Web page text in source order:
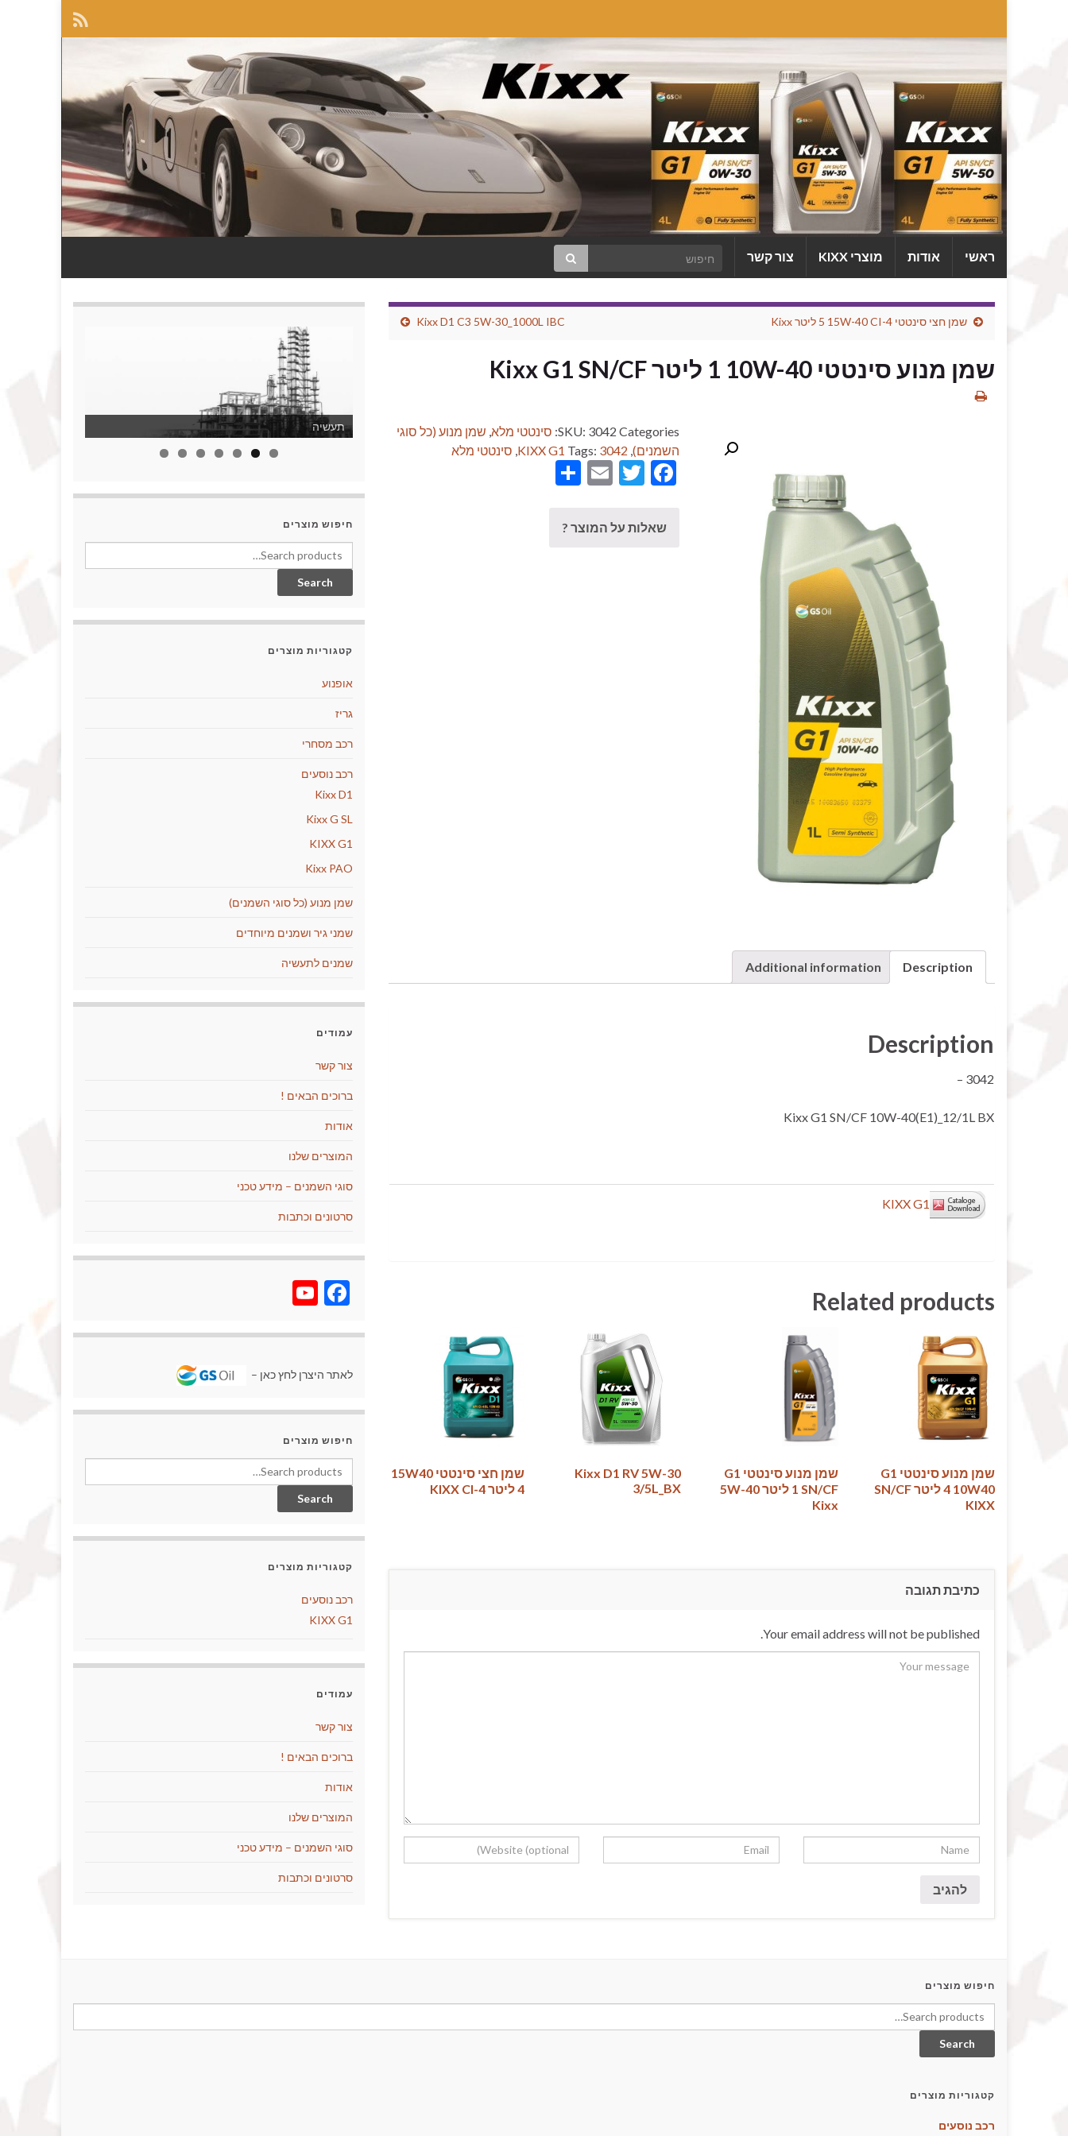
ראשי אודות מוצרי KIXX צור קשר
שמן חצי סינטטי CI-4‏ 15W-40‏ 5 ליטר ‏Kixx Kixx D1 C3 5W-30_1000L IBC
שמן מנוע סינטטי 10W-40‏ 1 ליטר G1 SN/CF ‏Kixx
SKU: 3042 Categories: סינטטי מלא, שמן מנוע (כל סוגי
השמנים),
KIXX G1 Tags: 3042
, סינטטי מלא
Facebook
Twitter
Email
Share
שאלות על המוצר ?
Description
Additional information
Description
3042 –
Kixx G1 SN/CF 10W-40(E1)_12/1L BX
KIXX G1
Related products
שמן מנוע סינטטי G1
10W40 ‏4 ליטר SN/CF
שמן מנוע סינטטי ‏G1
SN/CF‏ 1 ליטר 5W-40
Kixx D1 RV 5W-30
3/5L_BX
שמן חצי סינטטי 15W40
כתיבת תגובה
Your email address will not be published.
תעשיה
חיפוש מוצרים
Search for:
Search
קטגוריות מוצרים
אופנוע
גריז
רכב מסחרי
רכב נוסעים
Kixx D1
Kixx G SL
KIXX G1
Kixx PAO
שמן מנוע (כל סוגי השמנים)
שמני גיר ושמנים מיוחדים
שמנים לתעשיה
עמודים
צור קשר
ברוכים הבאים !
אודות
המוצרים שלנו
סוגי השמנים – מידע טכני
סרטונים וכתבות
Facebook
לאתר היצרן לחץ כאן –
חיפוש מוצרים
Search for:
Search
קטגוריות מוצרים
רכב נוסעים
KIXX G1
עמודים
צור קשר
ברוכים הבאים !
אודות
המוצרים שלנו
סוגי השמנים – מידע טכני
סרטונים וכתבות
חיפוש מוצרים
Search for:
Search
קטגוריות מוצרים
רכב נוסעים